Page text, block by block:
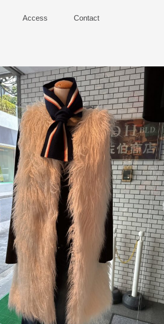
Access Contact